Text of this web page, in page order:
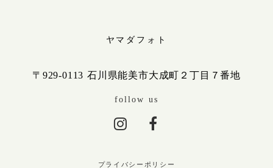
ヤマダフォト
〒929-0113 石川県能美市大成町２丁目７番地
follow us
プライバシーポリシー